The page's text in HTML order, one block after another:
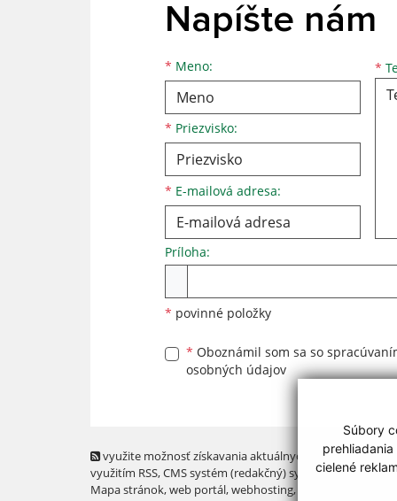
Súbory
cielené
Napíšte nám
* Meno:
* Priezvisko:
* E-mailová adresa:
*
Príloha:
* povinné položky
* Oboznámil som sa so
osobných údajov
využite možnosť získavania aktuálnych informácií s
využitím RSS, CMS systém (redakčný) systém ECHELON 2,
Mapa stránok,web portál,webhosting,